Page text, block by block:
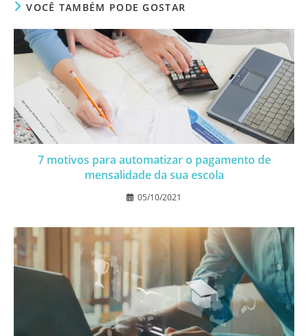
VOCÊ TAMBÉM PODE GOSTAR
7 motivos para automatizar o pagamento de
mensalidade da sua escola
05/10/2021